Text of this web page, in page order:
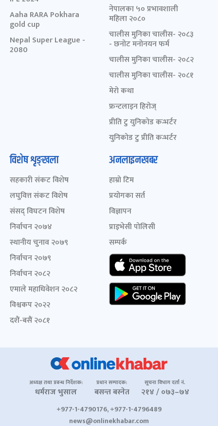
Aaha RARA Pokhara
gold cup
Nepal Super League -
2080
नेपालका ५० प्रभावशाली
महिला २०८०
चालीस मुनिका चालीस- २०८३
- छनोट मनोनयन फर्म
चालीस मुनिका चालीस- २०८२
चालीस मुनिका चालीस- २०८१
मेरो कथा
फ्रन्टलाइन हिरोज्
प्रीति टु युनिकोड कन्भर्टर
युनिकोड टु प्रीति कन्भर्टर
विशेष शृङ्खला
सहकारी संकट विशेष
लघुवित्त संकट विशेष
संसद् विघटन विशेष
निर्वाचन २०७४
स्थानीय चुनाव २०७९
निर्वाचन २०७९
निर्वाचन २०८२
एमाले महाधिवेशन २०८२
विश्वकप २०२२
दशैं-बसैं २०८१
अनलाइनखबर
हाम्रो टिम
प्रयोगका सर्त
विज्ञापन
प्राइभेसी पोलिसी
सम्पर्क
अध्यक्ष तथा प्रबन्ध निर्देशक:
धर्मराज भुसाल
प्रधान सम्पादक:
बसन्त बस्नेत
सूचना विभाग दर्ता नं.
२१४ / ०७३–७४
+977-1-4790176, +977-1-4796489
news@onlinekhabar.com